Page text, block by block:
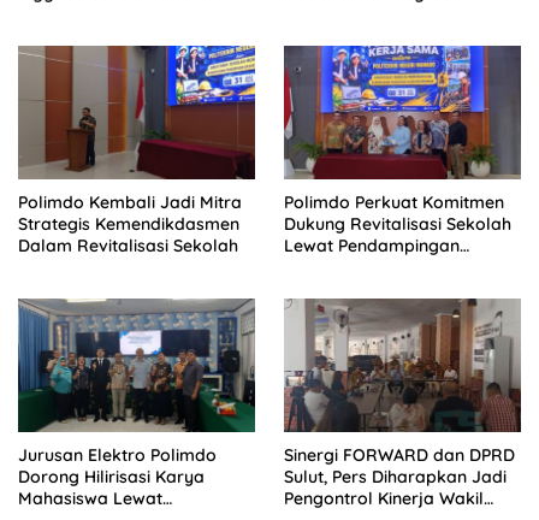
Polimdo Kembali Jadi Mitra
Strategis Kemendikdasmen
Dalam Revitalisasi Sekolah
Polimdo Perkuat Komitmen
Dukung Revitalisasi Sekolah
Lewat Pendampingan
Jurusan Elektro Polimdo
Dorong Hilirisasi Karya
Mahasiswa Lewat
Sinergi FORWARD dan DPRD
Sulut, Pers Diharapkan Jadi
Pengontrol Kinerja Wakil